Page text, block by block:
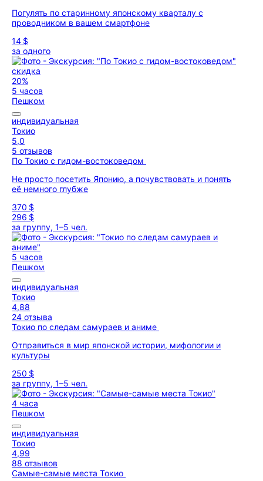
Погулять по старинному японскому кварталу с
проводником в вашем смартфоне
14 $
за одного
скидка
20%
5 часов
Пешком
индивидуальная
Токио
5,0
5 отзывов
По Токио с гидом-востоковедом
Не просто посетить Японию, а почувствовать и понять
её немного глубже
370 $
296 $
за группу, 1–5 чел.
5 часов
Пешком
индивидуальная
Токио
4,88
24 отзыва
Токио по следам самураев и аниме
Отправиться в мир японской истории, мифологии и
культуры
250 $
за группу, 1–5 чел.
4 часа
Пешком
индивидуальная
Токио
4,99
88 отзывов
Самые-самые места Токио